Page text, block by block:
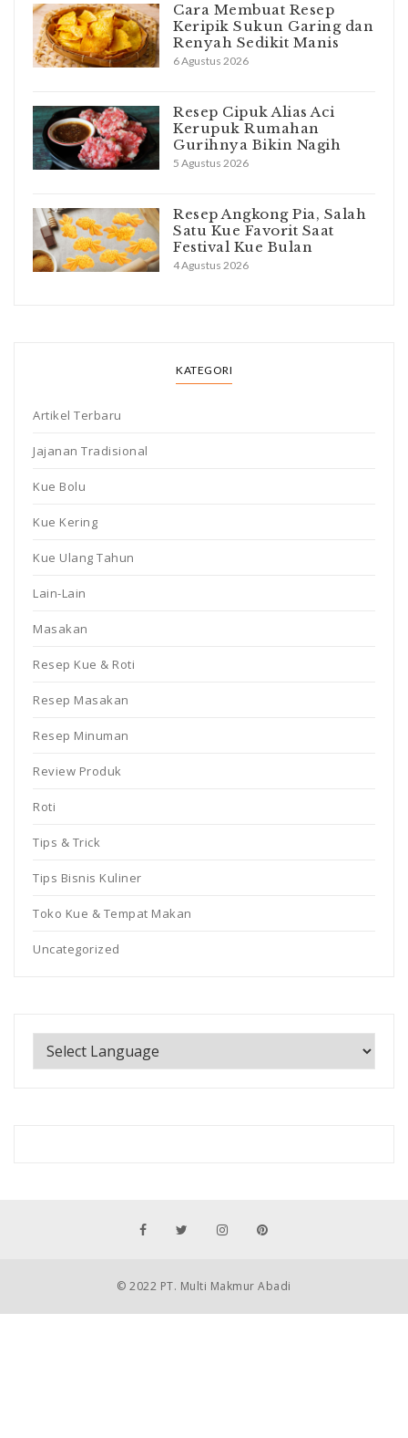
Cara Membuat Resep
Keripik Sukun Garing dan
Renyah Sedikit Manis
6 Agustus 2026
Resep Cipuk Alias Aci
Kerupuk Rumahan
Gurihnya Bikin Nagih
5 Agustus 2026
Resep Angkong Pia, Salah
Satu Kue Favorit Saat
Festival Kue Bulan
4 Agustus 2026
KATEGORI
Artikel Terbaru
Jajanan Tradisional
Kue Bolu
Kue Kering
Kue Ulang Tahun
Lain-Lain
Masakan
Resep Kue & Roti
Resep Masakan
Resep Minuman
Review Produk
Roti
Tips & Trick
Tips Bisnis Kuliner
Toko Kue & Tempat Makan
Uncategorized
© 2022 PT. Multi Makmur Abadi